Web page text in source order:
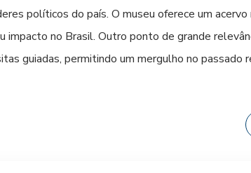
políticos do país. O museu oferece um
impacto no Brasil. Outro ponto de grande
guiadas, permitindo um mergulho no passado
apreciar um pôr do sol espetacular que colore